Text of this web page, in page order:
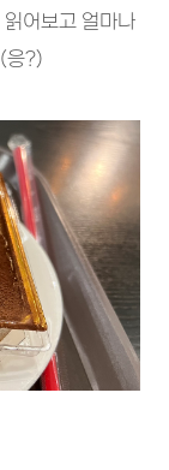
어보고 얼마나
응?)